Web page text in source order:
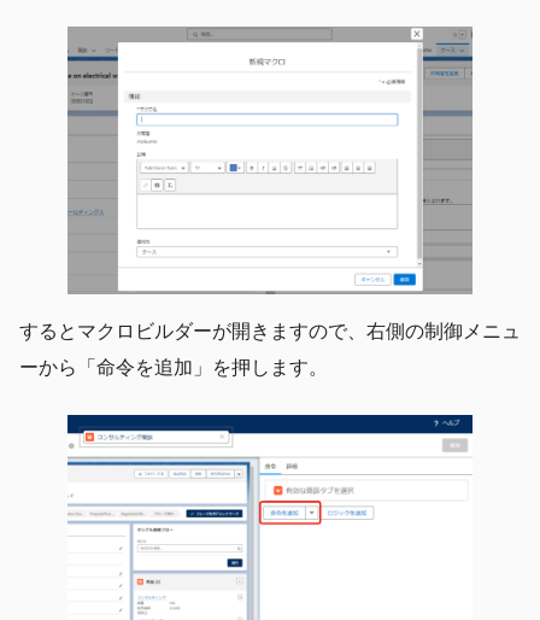
するとマクロビルダーが開きますので、右側の制御メニュ
ーから「命令を追加」を押します。